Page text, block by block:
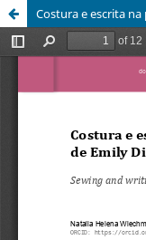
Costura e escrita na